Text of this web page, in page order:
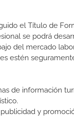
el Título de
se podrá
del mercado
estén
de información
y